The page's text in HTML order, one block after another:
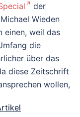
der
Wieden
einen, weil das
die
über das
diese Zeitschrift
wollen,